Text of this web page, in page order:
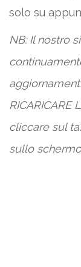
solo su
NB: Il nostro
RICARICARE
cliccare sul
sullo